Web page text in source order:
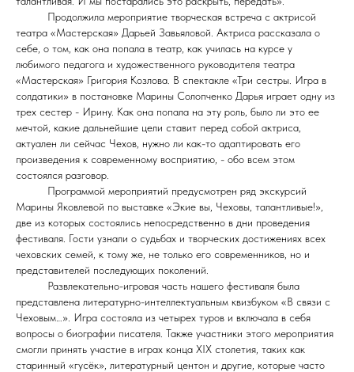
Продолжила мероприятие творческая встреча с актрисой
театра «Мастерская» Дарьей Завьяловой. Актриса рассказала о
себе, о том, как она попала в театр, как училась на курсе у
любимого педагога и художественного руководителя театра
«Мастерская» Григория Козлова. В спектакле «Три сестры. Игра в
солдатики» в постановке Марины Солопченко Дарья играет одну из
трех сестер - Ирину. Как она попала на эту роль, было ли это ее
мечтой, какие дальнейшие цели ставит перед собой актриса,
актуален ли сейчас Чехов, нужно ли как-то адаптировать его
произведения к современному восприятию, - обо всем этом
состоялся разговор.
Программой мероприятий предусмотрен ряд экскурсий
Марины Яковлевой по выставке «Экие вы, Чеховы, талантливые!»,
две из которых состоялись непосредственно в дни проведения
фестиваля. Гости узнали о судьбах и творческих достижениях всех
чеховских семей, к тому же, не только его современников, но и
представителей последующих поколений.
Развлекательно-игровая часть нашего фестиваля была
представлена литературно-интеллектуальным квизбуком «В связи с
Чеховым…». Игра состояла из четырех туров и включала в себя
вопросы о биографии писателя. Также участники этого мероприятия
смогли принять участие в играх конца XIX столетия, таких как
старинный «гусёк», литературный центон и другие, которые часто